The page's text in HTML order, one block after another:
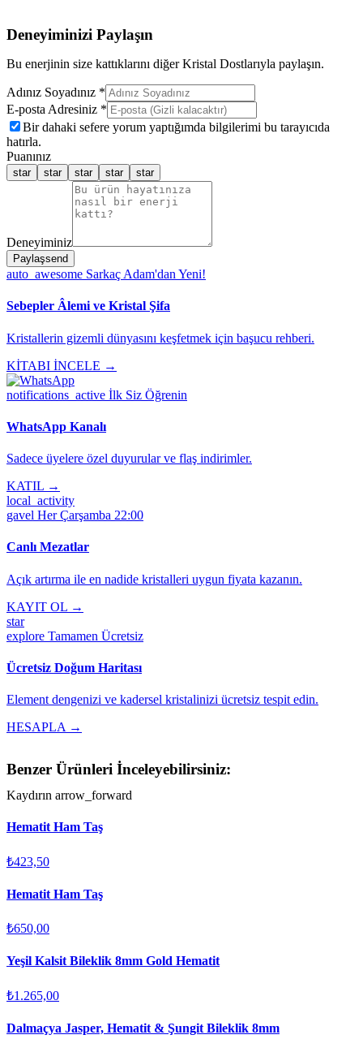
Deneyiminizi Paylaşın
Bu enerjinin size kattıklarını diğer Kristal Dostlarıyla paylaşın.
Adınız Soyadınız *
E-posta Adresiniz *
Bir dahaki sefere yorum yaptığımda bilgilerimi bu tarayıcıda
hatırla.
Puanınız
star star star star star
Deneyiminiz
Paylaşsend
auto_awesome Sarkaç Adam'dan Yeni!
Sebepler Âlemi ve Kristal Şifa
Kristallerin gizemli dünyasını keşfetmek için başucu rehberi.
KİTABI İNCELE →
notifications_active İlk Siz Öğrenin
WhatsApp Kanalı
Sadece üyelere özel duyurular ve flaş indirimler.
KATIL →
local_activity
gavel Her Çarşamba 22:00
Canlı Mezatlar
Açık artırma ile en nadide kristalleri uygun fiyata kazanın.
KAYIT OL →
star
explore Tamamen Ücretsiz
Ücretsiz Doğum Haritası
Element dengenizi ve kadersel kristalinizi ücretsiz tespit edin.
HESAPLA →
Benzer Ürünleri İnceleyebilirsiniz:
Kaydırın arrow_forward
Hematit Ham Taş
₺423,50
Hematit Ham Taş
₺650,00
Yeşil Kalsit Bileklik 8mm Gold Hematit
₺1.265,00
Dalmaçya Jasper, Hematit & Şungit Bileklik 8mm